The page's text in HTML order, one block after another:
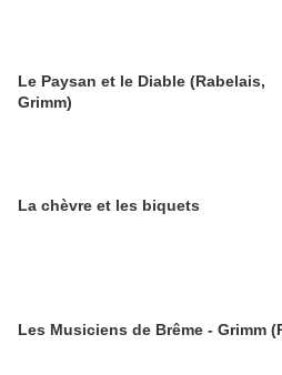
Le Paysan et le Diable (Rabelais,
Grimm)
La chèvre et les biquets
Les Musiciens de Brême - Grimm